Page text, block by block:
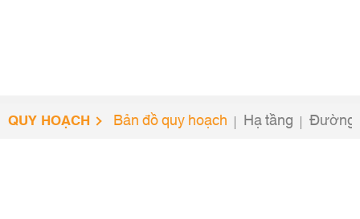
QUY HOẠCH Bản đồ quy hoạch Hạ tầng Đường